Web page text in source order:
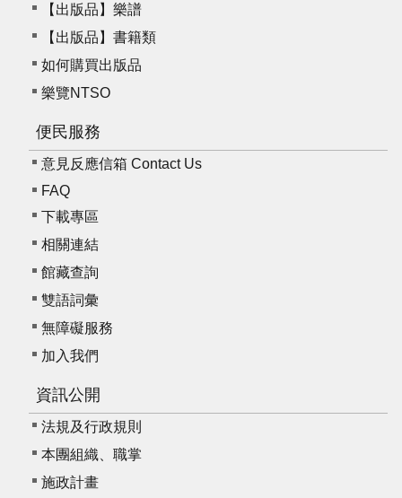
【出版品】樂譜
【出版品】書籍類
如何購買出版品
樂覽NTSO
便民服務
意見反應信箱 Contact Us
FAQ
下載專區
相關連結
館藏查詢
雙語詞彙
無障礙服務
加入我們
資訊公開
法規及行政規則
本團組織、職掌
施政計畫